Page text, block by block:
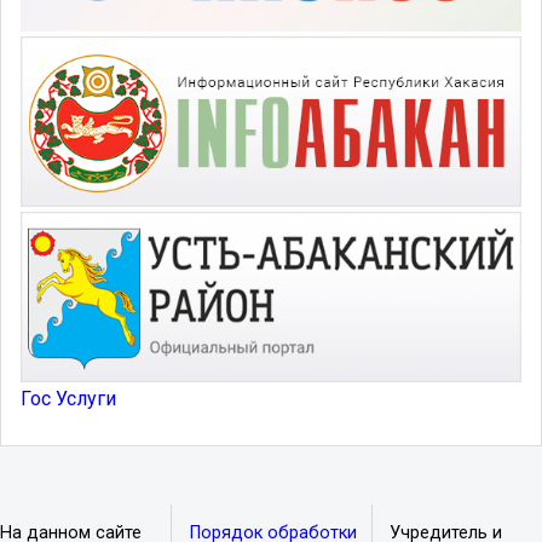
Гос Услуги
На данном сайте Порядок обработки Учредитель и